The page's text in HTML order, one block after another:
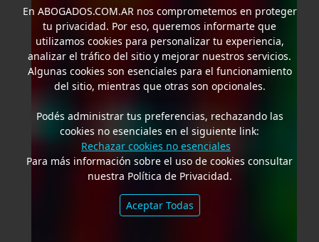
En ABOGADOS.COM.ARnos comprometemos en proteger
tu privacidad. Por eso, queremos informarte que
utilizamos cookies para personalizar tu experiencia,
analizar el tráfico del sitio y mejorar nuestros servicios.
Algunas cookies son esenciales para el funcionamiento
del sitio, mientras que otras son opcionales.
Podés administrar tus preferencias, rechazando las
cookies no esenciales en el siguiente link:
Rechazar cookies no esenciales
Para más información sobre el uso de cookies consultar
nuestra Política de Privacidad.
Aceptar Todas